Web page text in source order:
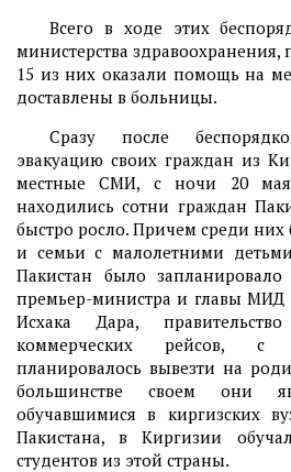
Всего в ходе этих
министерства здравоохранения,
15 из них оказали помощь на
доставлены в больницы.
Сразу после
эвакуацию своих граждан из
местные СМИ, с ночи 20
находились сотни граждан
быстро росло. Причем среди них
и семьи с малолетними
Пакистан было
премьер-министра и главы МИД
Исхака Дара,
коммерческих рейсов, с
планировалось вывезти на
большинстве своем они
обучавшимися в киргизских
Пакистана, в Киргизии
студентов из этой страны.